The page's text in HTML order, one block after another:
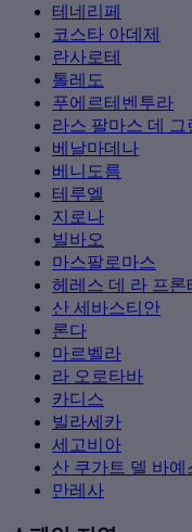
테네리페
코스타 아데제
란사로테
톨레도
푸에르테벤투라
라스 팔마스 데
베날마데나
베니도름
테루엘
지로나
빌바오
마스팔로마스
헤레스 데 라 프론
산 세바스티안
론다
마르벨라
라 오로타바
카디스
빌라세카
세고비아
산 쿠가트 델 바예
만레사